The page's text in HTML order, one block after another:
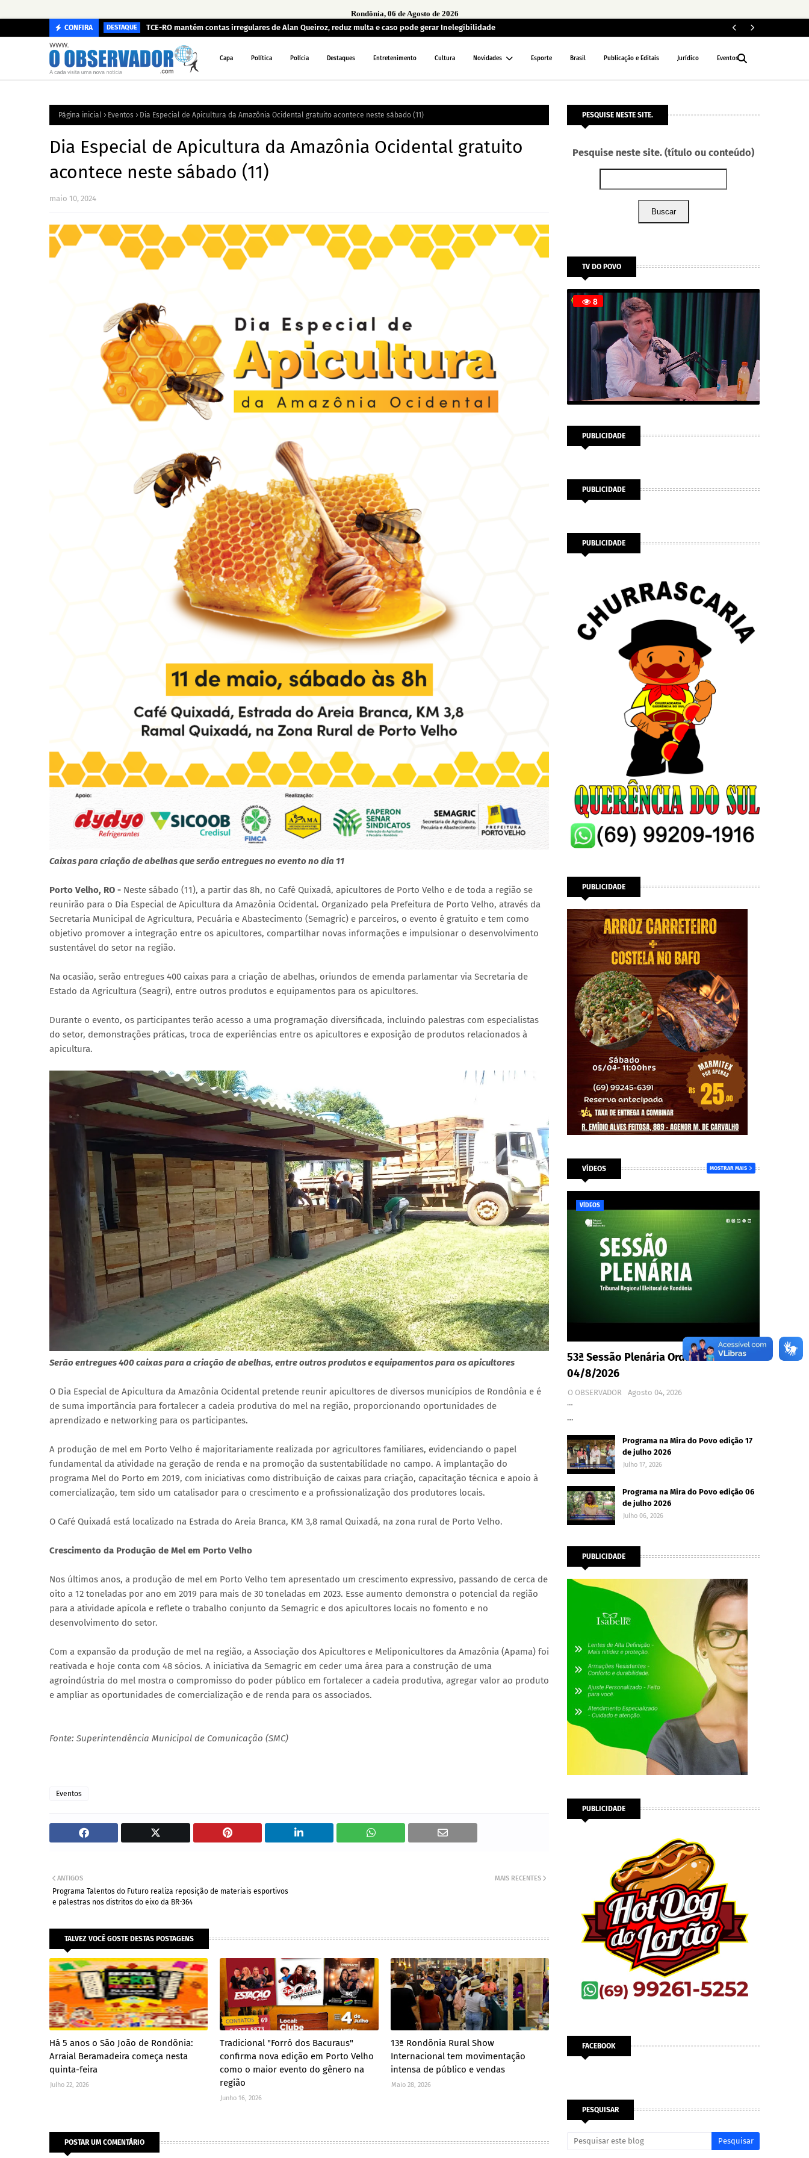
Rondônia, 06 de Agosto de 2026
CONFIRA DESTAQUE TCE-RO mantém contas irregulares de Alan Queiroz, reduz multa e caso pode gerar Inelegibilidade
Capa Política Polícia Destaques Entretenimento Cultura Novidades Esporte Brasil Publicação e Editais Jurídico Eventos
Página inicial Eventos Dia Especial de Apicultura da Amazônia Ocidental gratuito acontece neste sábado (11)
Dia Especial de Apicultura da Amazônia Ocidental gratuito
acontece neste sábado (11)
maio 10, 2024
Caixas para criação de abelhas que serão entregues no evento no dia 11
Porto Velho, RO - Neste sábado (11), a partir das 8h, no Café Quixadá, apicultores de Porto Velho e de toda a região se
reunirão para o Dia Especial de Apicultura da Amazônia Ocidental. Organizado pela Prefeitura de Porto Velho, através da
Secretaria Municipal de Agricultura, Pecuária e Abastecimento (Semagric) e parceiros, o evento é gratuito e tem como
objetivo promover a integração entre os apicultores, compartilhar novas informações e impulsionar o desenvolvimento
sustentável do setor na região.
Na ocasião, serão entregues 400 caixas para a criação de abelhas, oriundos de emenda parlamentar via Secretaria de
Estado da Agricultura (Seagri), entre outros produtos e equipamentos para os apicultores.
Durante o evento, os participantes terão acesso a uma programação diversificada, incluindo palestras com especialistas
do setor, demonstrações práticas, troca de experiências entre os apicultores e exposição de produtos relacionados à
apicultura.
Serão entregues 400 caixas para a criação de abelhas, entre outros produtos e equipamentos para os apicultores
O Dia Especial de Apicultura da Amazônia Ocidental pretende reunir apicultores de diversos municípios de Rondônia e é
de suma importância para fortalecer a cadeia produtiva do mel na região, proporcionando oportunidades de
aprendizado e networking para os participantes.
A produção de mel em Porto Velho é majoritariamente realizada por agricultores familiares, evidenciando o papel
fundamental da atividade na geração de renda e na promoção da sustentabilidade no campo. A implantação do
programa Mel do Porto em 2019, com iniciativas como distribuição de caixas para criação, capacitação técnica e apoio à
comercialização, tem sido um catalisador para o crescimento e a profissionalização dos produtores locais.
O Café Quixadá está localizado na Estrada do Areia Branca, KM 3,8 ramal Quixadá, na zona rural de Porto Velho.
Crescimento da Produção de Mel em Porto Velho
Nos últimos anos, a produção de mel em Porto Velho tem apresentado um crescimento expressivo, passando de cerca de
oito a 12 toneladas por ano em 2019 para mais de 30 toneladas em 2023. Esse aumento demonstra o potencial da região
para a atividade apícola e reflete o trabalho conjunto da Semagric e dos apicultores locais no fomento e no
desenvolvimento do setor.
Com a expansão da produção de mel na região, a Associação dos Apicultores e Meliponicultores da Amazônia (Apama) foi
reativada e hoje conta com 48 sócios. A iniciativa da Semagric em ceder uma área para a construção de uma
agroindústria do mel mostra o compromisso do poder público em fortalecer a cadeia produtiva, agregar valor ao produto
e ampliar as oportunidades de comercialização e de renda para os associados.
Fonte: Superintendência Municipal de Comunicação (SMC)
Eventos
MAIS RECENTES
ANTIGOS
Programa Talentos do Futuro realiza reposição de materiais esportivos
e palestras nos distritos do eixo da BR-364
TALVEZ VOCÊ GOSTE DESTAS POSTAGENS
Há 5 anos o São João de Rondônia:
Arraial Beramadeira começa nesta
quinta-feira
Julho 22, 2026
Tradicional "Forró dos Bacuraus"
confirma nova edição em Porto Velho
como o maior evento do gênero na
região
Junho 16, 2026
13ª Rondônia Rural Show
Internacional tem movimentação
intensa de público e vendas
Maio 28, 2026
POSTAR UM COMENTÁRIO
PESQUISE NESTE SITE.
Pesquise neste site. (título ou conteúdo)
Buscar
TV DO POVO
PUBLICIDADE
PUBLICIDADE
PUBLICIDADE
PUBLICIDADE
VÍDEOS MOSTRAR MAIS
VÍDEOS
53ª Sessão Plenária Ordinária -
04/8/2026
O OBSERVADOR
Agosto 04, 2026
…
…
Programa na Mira do Povo edição 17
de julho 2026
Julho 17, 2026
Programa na Mira do Povo edição 06
de julho 2026
Julho 06, 2026
PUBLICIDADE
PUBLICIDADE
FACEBOOK
PESQUISAR